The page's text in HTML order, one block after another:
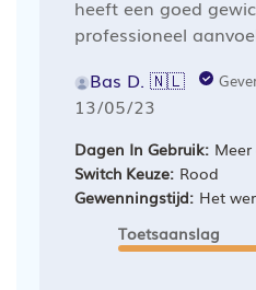
heeft een goed
professioneel
Bas D. 🇳🇱
Publicatiedatum
13/05/23
Dagen In Gebruik:
Switch Keuze: Rood
Gewenningstijd: Het
Toetsaanslag